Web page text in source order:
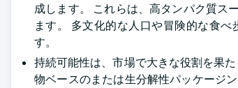
成します。 これらは、高タンパク質ス
ます。 多文化的な人口や冒険的な食
す。
持続可能性は、市場で大きな役割を果
物ベースのまたは生分解性パッケージ